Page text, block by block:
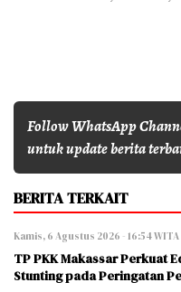
Follow WhatsApp
untuk update berita
BERITA TERKAIT
Kamis, 6 Agustus 2026 - 16:54 WITA
TP PKK Makassar Perkuat
Stunting pada Peringatan